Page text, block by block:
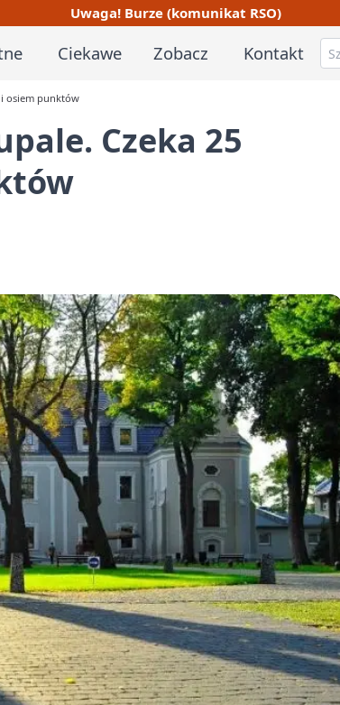
Uwaga! Burze (komunikat RSO)
Ciekawe Zobacz Kontakt
osiem punktów
Czeka 25